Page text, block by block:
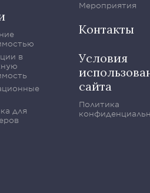
в
для
Мероприятия
Контакты
Условия
сайта
Политика